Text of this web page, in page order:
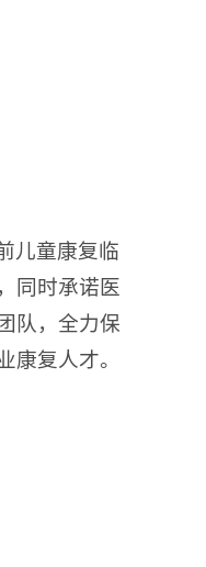
儿童康复临
同时承诺医
队，全力保
复人才。